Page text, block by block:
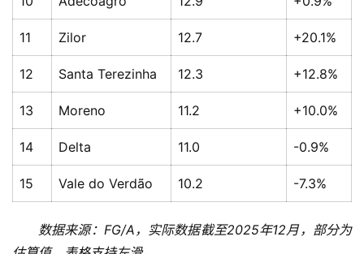
众
号
现
货
报
价
题
11 Zilor 12.7 +20.1%
12 Santa Terezinha 12.3 +12.8%
13 Moreno 11.2 +10.0%
14 Delta 11.0 -0.9%
15 Vale do Verdão 10.2 -7.3%
数据来源：FG/A，实际数据截至2025年12月，部分为